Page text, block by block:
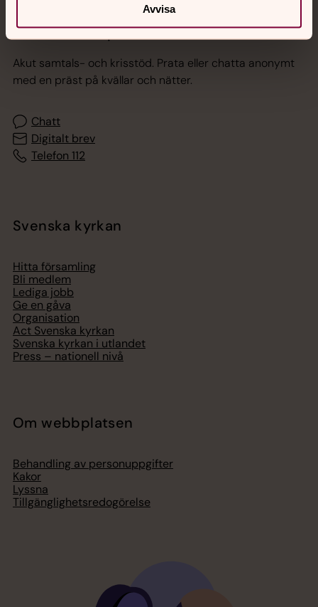
Avvisa
Jourhavande präst
Akut samtals- och krisstöd. Prata eller chatta anonymt
med en präst på kvällar och nätter.
Chatt
Digitalt brev
Telefon 112
Svenska kyrkan
Hitta församling
Bli medlem
Lediga jobb
Ge en gåva
Organisation
Act Svenska kyrkan
Svenska kyrkan i utlandet
Press – nationell nivå
Om webbplatsen
Behandling av personuppgifter
Kakor
Lyssna
Tillgänglighetsredogörelse